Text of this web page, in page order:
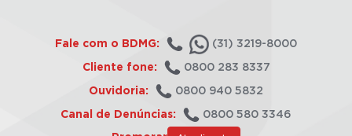
Fale com o BDMG: (31) 3219-8000
Cliente fone: 0800 283 8337
Ouvidoria: 0800 940 5832
Canal de Denúncias: 0800 580 3346